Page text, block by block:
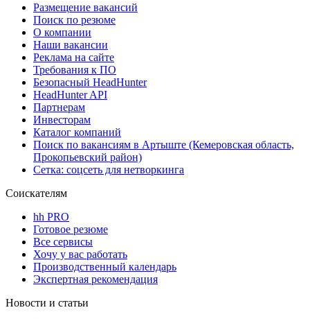
Размещение вакансий
Поиск по резюме
О компании
Наши вакансии
Реклама на сайте
Требования к ПО
Безопасный HeadHunter
HeadHunter API
Партнерам
Инвесторам
Каталог компаний
Поиск по вакансиям в Артыште (Кемеровская область,
Прокопьевский район)
Сетка: соцсеть для нетворкинга
Соискателям
hh PRO
Готовое резюме
Все сервисы
Хочу у вас работать
Производственный календарь
Экспертная рекомендация
Новости и статьи